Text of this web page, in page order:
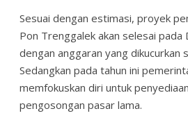
Sesuai dengan estimasi, proyek
Pon Trenggalek akan selesai
dengan anggaran yang dikucurkan
Sedangkan pada tahun ini
memfokuskan diri untuk
pengosongan pasar lama.